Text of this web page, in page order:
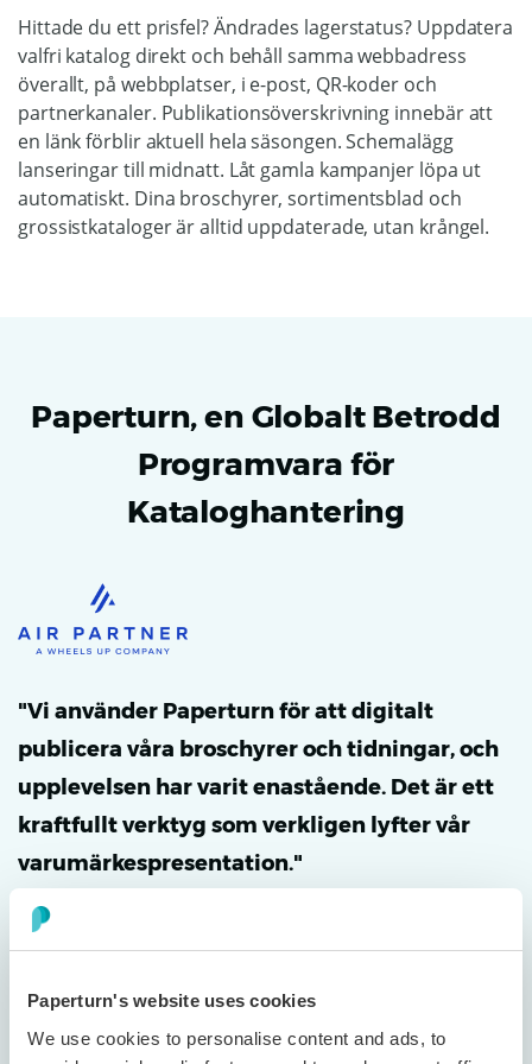
Paperturn's website uses cookies
We use cookies to personalise content and ads, to
Hittade du ett prisfel? Ändrades lagerstatus? Uppdatera
valfri katalog direkt och behåll samma webbadress
överallt, på webbplatser, i e-post, QR-koder och
partnerkanaler. Publikationsöverskrivning innebär att
en länk förblir aktuell hela säsongen. Schemalägg
lanseringar till midnatt. Låt gamla kampanjer löpa ut
automatiskt. Dina broschyrer, sortimentsblad och
grossistkataloger är alltid uppdaterade, utan krångel.
Paperturn, en Globalt Betrodd
Programvara för
Kataloghantering
"Vi använder Paperturn för att digitalt
publicera våra broschyrer och tidningar, och
upplevelsen har varit enastående. Det är ett
kraftfullt verktyg som verkligen lyfter vår
varumärkespresentation."
Dan Cuomo